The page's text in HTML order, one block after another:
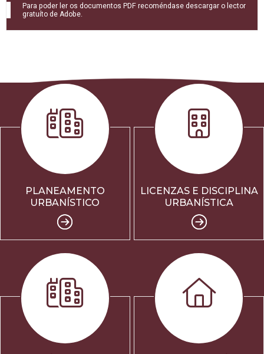
Para poder ler os documentos PDF recoméndase descargar o lector
gratuíto de Adobe.
PLANEAMENTO
URBANÍSTICO
LICENZAS E DISCIPLINA
URBANÍSTICA